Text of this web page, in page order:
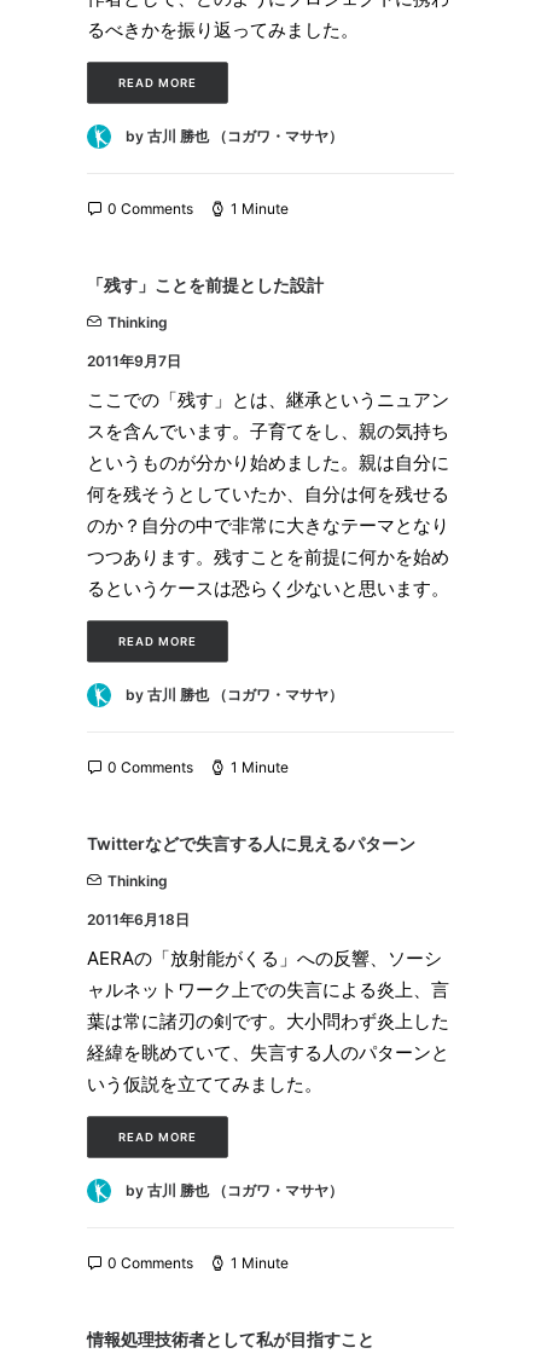
るべきかを振り返ってみました。
READ MORE
by 古川 勝也 （コガワ・マサヤ）
0 Comments 1 Minute
「残す」ことを前提とした設計
Thinking
2011年9月7日
ここでの「残す」とは、継承というニュアン
スを含んでいます。子育てをし、親の気持ち
というものが分かり始めました。親は自分に
何を残そうとしていたか、自分は何を残せる
のか？自分の中で非常に大きなテーマとなり
つつあります。残すことを前提に何かを始め
るというケースは恐らく少ないと思います。
READ MORE
by 古川 勝也 （コガワ・マサヤ）
0 Comments 1 Minute
Twitterなどで失言する人に見えるパターン
Thinking
2011年6月18日
AERAの「放射能がくる」への反響、ソーシ
ャルネットワーク上での失言による炎上、言
葉は常に諸刃の剣です。大小問わず炎上した
経緯を眺めていて、失言する人のパターンと
いう仮説を立ててみました。
READ MORE
by 古川 勝也 （コガワ・マサヤ）
0 Comments 1 Minute
情報処理技術者として私が目指すこと